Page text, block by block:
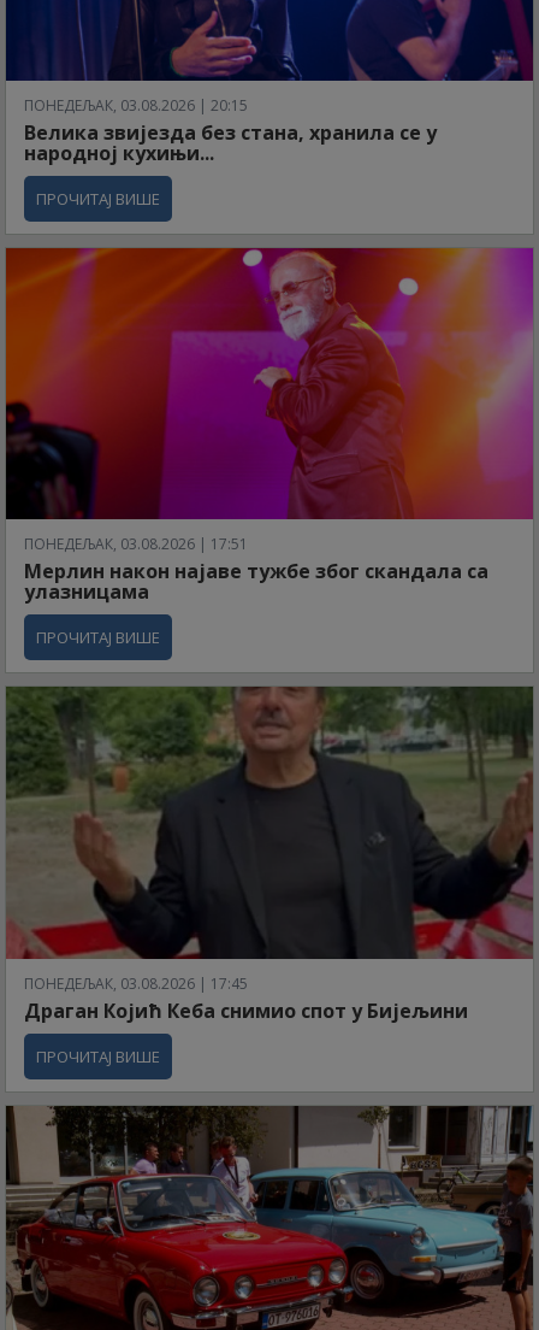
ПОНЕДЕЉАК, 03.08.2026 | 20:15
Велика звијезда без стана, хранила се у
народној кухињи...
ПРОЧИТАЈ ВИШЕ
ПОНЕДЕЉАК, 03.08.2026 | 17:51
Мерлин након најаве тужбе због скандала са
улазницама
ПРОЧИТАЈ ВИШЕ
ПОНЕДЕЉАК, 03.08.2026 | 17:45
Драган Којић Кеба снимио спот у Бијељини
ПРОЧИТАЈ ВИШЕ